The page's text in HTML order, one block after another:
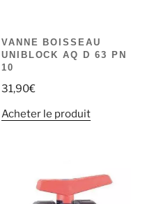
VANNE BOISSEAU
UNIBLOCK AQ D 63 PN
10
31,90€
Acheter le produit